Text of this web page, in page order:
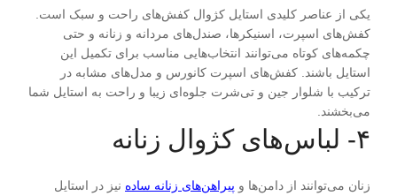
یکی از عناصر کلیدی استایل کژوال کفش‌های راحت و سبک است
کفش‌های اسپرت، اسنیکرها، صندل‌های مردانه و زنانه و حتی
چکمه‌های کوتاه می‌توانند انتخاب‌هایی مناسب برای تکمیل این
استایل باشند. کفش‌های اسپرت کانورس و مدل‌های مشابه در
ترکیب با شلوار جین و تی‌شرت جلوه‌ای زیبا و راحت به استایل شما
می‌بخشند.
۴- لباس‌های کژوال زنانه
زنان می‌توانند از دامن‌ها و پیراهن‌های زنانه ساده نیز در استایل